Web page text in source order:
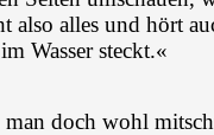
also alles und hört
Wasser steckt.«
doch wohl